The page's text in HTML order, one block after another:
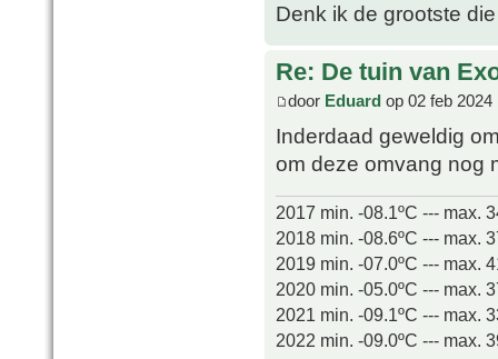
Denk ik de grootste
Re: De tuin van
door Eduard op 02 feb 2024
Inderdaad geweldig
om deze omvang nog
2017 min. -08.1ºC --- max.
2018 min. -08.6ºC --- max.
2019 min. -07.0ºC --- max.
2020 min. -05.0ºC --- max.
2021 min. -09.1ºC --- max.
2022 min. -09.0ºC --- max.